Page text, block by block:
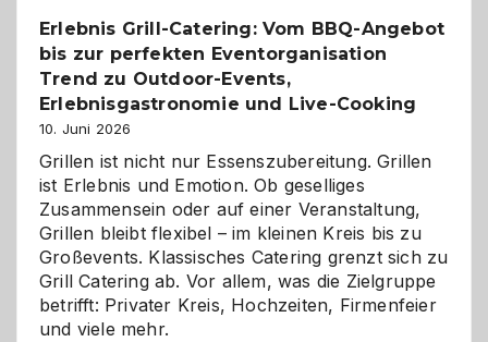
Erlebnis Grill-Catering: Vom BBQ-Angebot
bis zur perfekten Eventorganisation
Trend zu Outdoor-Events,
Erlebnisgastronomie und Live-Cooking
10. Juni 2026
Grillen ist nicht nur Essenszubereitung. Grillen
ist Erlebnis und Emotion. Ob geselliges
Zusammensein oder auf einer Veranstaltung,
Grillen bleibt flexibel – im kleinen Kreis bis zu
Großevents. Klassisches Catering grenzt sich zu
Grill Catering ab. Vor allem, was die Zielgruppe
betrifft: Privater Kreis, Hochzeiten, Firmenfeier
und viele mehr.